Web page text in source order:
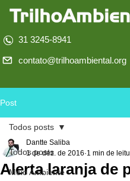
31 3245-8941
contato@trilhoambiental.org
Post
Todos posts
Meio Ambiente
Todos posts
Alerta laranja de
Dantte Saliba
1 de dez. de 2016 1 min de